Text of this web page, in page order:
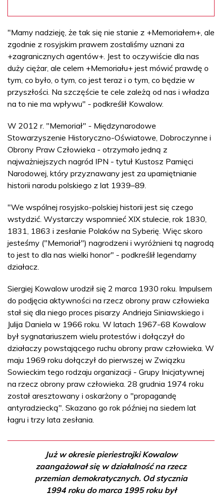
"Mamy nadzieję, że tak się nie stanie z +Memoriałem+, ale
zgodnie z rosyjskim prawem zostaliśmy uznani za
+zagranicznych agentów+. Jest to oczywiście dla nas
duży ciężar, ale celem +Memoriału+ jest mówić prawdę o
tym, co było, o tym, co jest teraz i o tym, co będzie w
przyszłości. Na szczęście te cele zależą od nas i władza
na to nie ma wpływu" - podkreślił Kowalow.
W 2012 r. "Memoriał" - Międzynarodowe
Stowarzyszenie Historyczno-Oświatowe, Dobroczynne i
Obrony Praw Człowieka - otrzymało jedną z
najważniejszych nagród IPN - tytuł Kustosz Pamięci
Narodowej, który przyznawany jest za upamiętnianie
historii narodu polskiego z lat 1939–89.
"We wspólnej rosyjsko-polskiej historii jest się czego
wstydzić. Wystarczy wspomnieć XIX stulecie, rok 1830,
1831, 1863 i zesłanie Polaków na Syberię. Więc skoro
jesteśmy ("Memoriał") nagrodzeni i wyróżnieni tą nagrodą
to jest to dla nas wielki honor" - podkreślił legendarny
działacz.
Siergiej Kowalow urodził się 2 marca 1930 roku. Impulsem
do podjęcia aktywności na rzecz obrony praw człowieka
stał się dla niego proces pisarzy Andrieja Siniawskiego i
Julija Daniela w 1966 roku. W latach 1967-68 Kowalow
był sygnatariuszem wielu protestów i dołączył do
działaczy powstającego ruchu obrony praw człowieka. W
maju 1969 roku dołączył do pierwszej w Związku
Sowieckim tego rodzaju organizacji - Grupy Inicjatywnej
na rzecz obrony praw człowieka. 28 grudnia 1974 roku
został aresztowany i oskarżony o "propagandę
antyradziecką". Skazano go rok później na siedem lat
łagru i trzy lata zesłania.
Już w okresie pieriestrojki Kowalow
zaangażował się w działalność na rzecz
przemian demokratycznych. Od stycznia
1994 roku do marca 1995 roku był